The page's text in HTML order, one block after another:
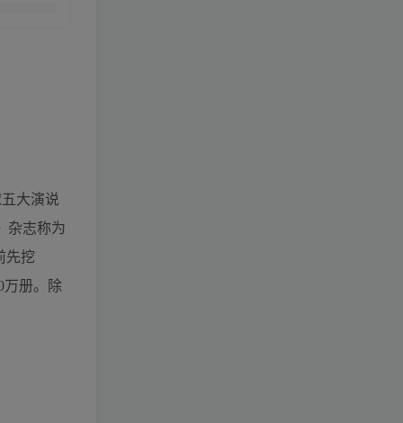
大演说
杂志称为
先挖
万册。除